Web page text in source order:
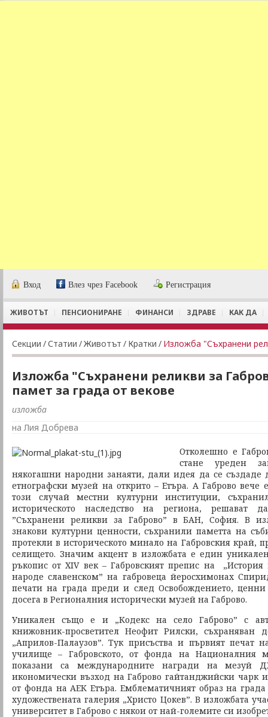
Вход Влез чрез Facebook Регистрация
ЖИВОТЪТ ПЕНСИОНИРАНЕ ФИНАНСИ ЗДРАВЕ КАК ДА
Секции /Статии /Животът / Кратки /
Изложба "Съхранени реликви за
памет за града от векове
изложба
на Лия Добрева
Отколешно е
стане уреден
някогашни народни занаяти, дали идея да се създаде
етнографски музей на открито – Етъра. А Габрово
този случай местни културни институции,
историческото наследство на региона, решават
”Съхранени реликви за Габрово” в БАН, София. В
знакови културни ценности, съхранили паметта на
протекли в историческото минало на Габровския край,
селището. Значим акцент в изложбата е един
ръкопис от ХІV век – Габровският препис на „История
народе славенском” на габровеца йеросхимонах
печати на града преди и след Освобождението, ценни
досега в Регионалния исторически музей на Габрово.
Уникален също е и „Кодекс на село Габрово” с
книжовник-просветител Неофит Рилски, съхраняван
„Априлов-Палаузов”. Тук присъства и първият печат
училище – Габровското, от фонда на Националния
показани са международните награди на мезуй
икономически възход на Габрово гайтанджийски чарк
от фонда на АЕК Етъра. Емблематичният образ на
художествената галерия „Христо Цокев”. В изложбата
университет в Габрово с някои от най-големите си